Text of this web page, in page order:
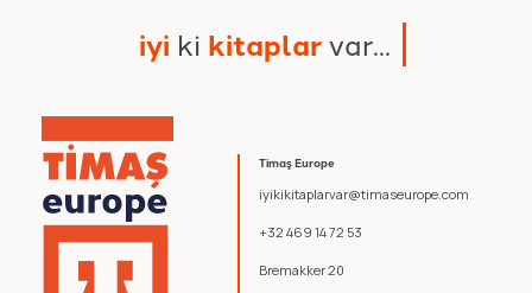
Timaş Europe
iyikikitaplarvar@timaseurope.com
+32 469 14 72 53
Bremakker 20
iyi ki kitaplarvar...